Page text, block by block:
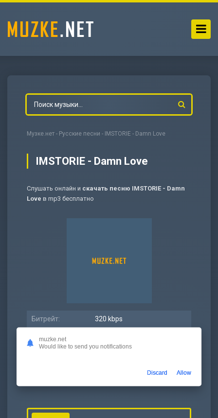
Музке.нет - Русские песни - IMSTORIE - Damn Love
IMSTORIE - Damn Love
Слушать онлайн и скачать песню IMSTORIE - Damn
Love в mp3 бесплатно
Битрейт: 320 kbps
Размер:
muzke.net
Would like to send you notifications
Discard Allow